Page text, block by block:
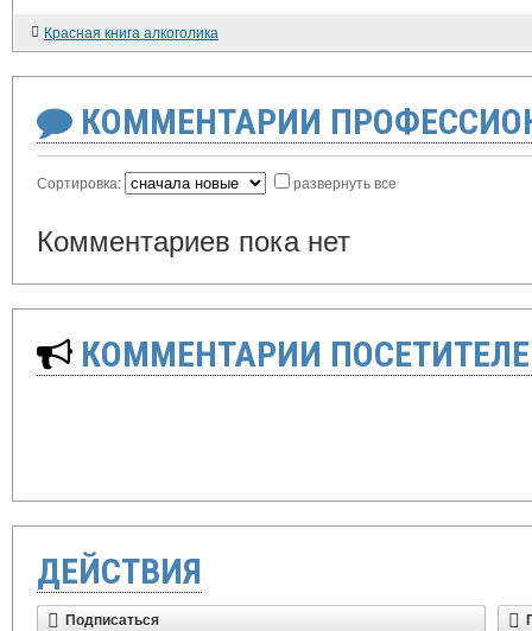
Красная книга алкоголика
КОММЕНТАРИИ
Сортировка: развернуть все
Комментариев пока нет
КОММЕНТАРИИ
ДЕЙСТВИЯ
Подписаться